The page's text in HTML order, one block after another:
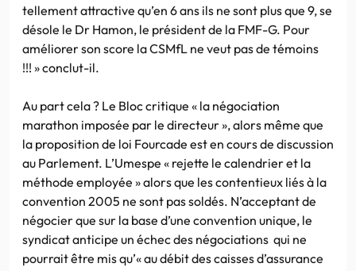
tellement attractive qu’en 6 ans ils ne sont plus que 9, se
désole le Dr Hamon, le président de la FMF-G. Pour
améliorer son score la CSMfL ne veut pas de témoins
!!! » conclut-il.
Au part cela ? Le Bloc critique « la négociation
marathon imposée par le directeur », alors même que
la proposition de loi Fourcade est en cours de discussion
au Parlement. L’Umespe « rejette le calendrier et la
méthode employée » alors que les contentieux liés à la
convention 2005 ne sont pas soldés. N’acceptant de
négocier que sur la base d’une convention unique, le
syndicat anticipe un échec des négociations qui ne
pourrait être mis qu’« au débit des caisses d’assurance